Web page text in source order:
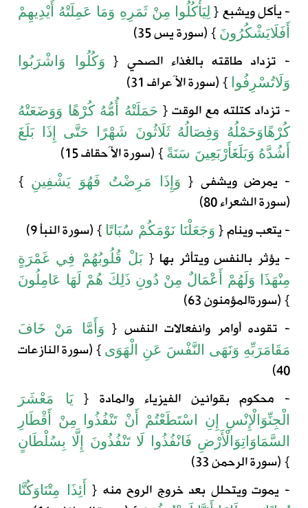
- يأكل ويشبع{لِيَأْكُلُوا مِنْ ثَمَرِهِ وَمَا عَمِلَتْهُ أَيْدِيهِمْ
أَفَلَايَشْكُرُونَ } (سورةيس
- تزداد طاقته بالغذاء الصحي { وَكُلُوا
وَاشْرَبُوا
وَلَاتُسْرِفُوا } (سورةالأَعراف
- تزداد كتلته مع الوقت{ حَمَلَتْهُ أُمُّهُ كُرْهًا وَوَضَعَتْهُ
كُرْهًاوَحَمْلُهُ وَفِصَالُهُ ثَلَاثُونَ شَهْرًا حَتَّى إِذَا
بَلَغَ
أَشُدَّهُ وَبَلَغَأَرْبَعِينَ سَنَةً } (سورةالأَحقاف
- يمرض ويشفى { وَإِذَا مَرِضْتُ فَهُوَ يَشْفِينِ }
(سورة الشعراء
- يتعب وينام{ وَجَعَلْنَا نَوْمَكُمْ سُبَاتًا } (سورةالنبأ
- يؤثر بالنفس ويتأثر بها {بَلْ قُلُوبُهُمْ فِي غَمْرَةٍ
مِنْهَذَا وَلَهُمْ أَعْمَالٌ مِنْ دُونِ ذَلِكَ هُمْ لَهَا عَامِلُونَ
} (سورةالمؤمنون
- تقوده أوامر وانفعالات النفس { وَأَمَّا مَنْ خَافَ
مَقَامَرَبِّهِ وَنَهَى النَّفْسَ عَنِ الْهَوَى } (سورةالنازعات
40)
- محكوم بقوانين الفيزياء والمادة {يَا
مَعْشَرَ
الْجِنِّوَالْإِنْسِ إِنِ اسْتَطَعْتُمْ أَنْ تَنْفُذُوا مِنْ
أَقْطَارِ
السَّمَاوَاتِوَالْأَرْضِ فَانْفُذُوا لَا تَنْفُذُونَ إِلَّا بِسُلْطَانٍ
} (سورةالرحمن
- يموت ويتحلل بعد خروج الروح منه { أَئِذَا مِتْنَاوَكُنَّا